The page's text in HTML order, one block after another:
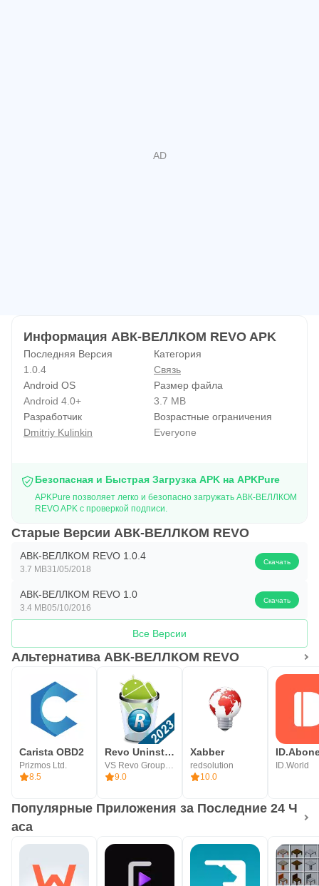
Информация АВК-ВЕЛЛКОМ REVO APK
Последняя Версия
1.0.4
Категория
Связь
Android OS
Android 4.0+
Размер файла
3.7 MB
Разработчик
Dmitriy Kulinkin
Возрастные ограничения
Everyone
Безопасная и Быстрая Загрузка APK на APKPure
APKPure позволяет легко и безопасно загружать АВК-ВЕЛЛКОМ
REVO APK с проверкой подписи.
Старые Версии АВК-ВЕЛЛКОМ REVO
АВК-ВЕЛЛКОМ REVO 1.0.4
3.7 MB31/05/2018
Скачать
АВК-ВЕЛЛКОМ REVO 1.0
3.4 MB05/10/2016
Скачать
Все Версии
Альтернатива АВК-ВЕЛЛКОМ REVO
Carista OBD2
Prizmos Ltd.
8.5
Revo Uninstaller Mobile
VS Revo Group Ltd.
9.0
Xabber
redsolution
10.0
ID.World
Популярные Приложения за Последние 24 Ч
аса